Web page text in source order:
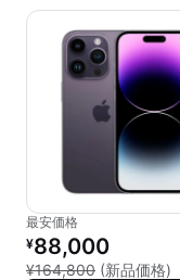
最安価格
リファービッシュ品の
¥88,000
¥164,800 (新品価格)